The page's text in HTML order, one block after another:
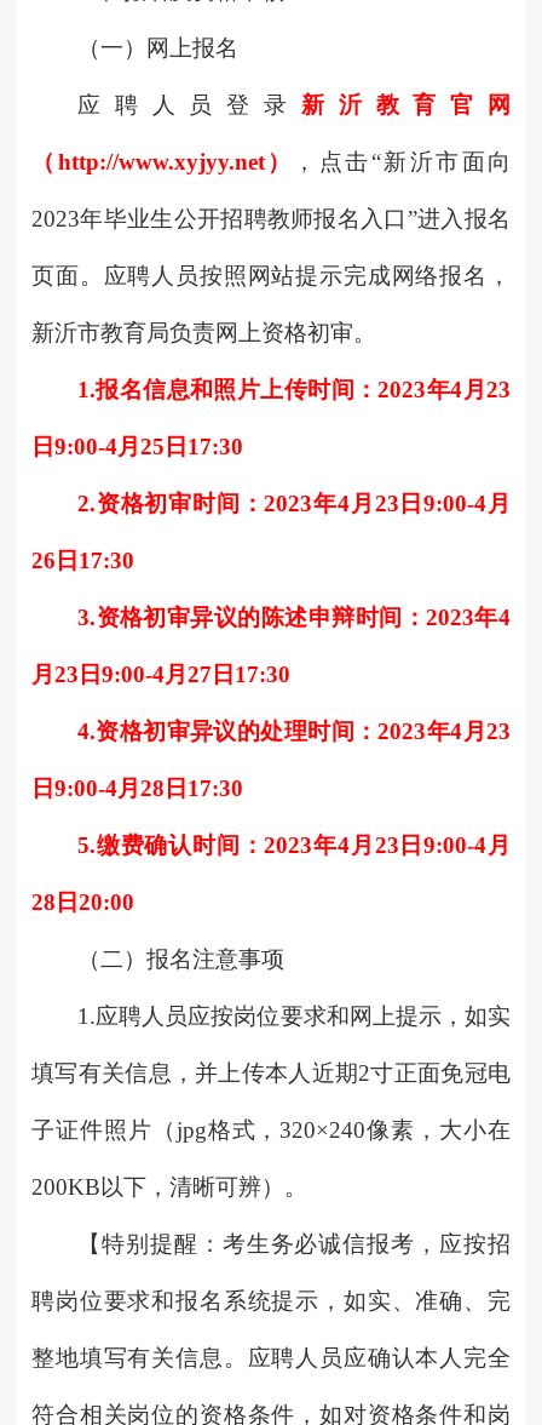
（一）网上报名
应聘人员登录 新沂教育官网
（http://www.xyjyy.net） ，点击“新沂市面向
2023年毕业生公开招聘教师报名入口”进入报名
页面。应聘人员按照网站提示完成网络报名，
新沂市教育局负责网上资格初审。
1.报名信息和照片上传时间：2023年4月23
日9:00-4月25日17:30
2.资格初审时间：2023年4月23日9:00-4月
26日17:30
3.资格初审异议的陈述申辩时间：2023年4
月23日9:00-4月27日17:30
4.资格初审异议的处理时间：2023年4月23
日9:00-4月28日17:30
5.缴费确认时间：2023年4月23日9:00-4月
28日20:00
（二）报名注意事项
1.应聘人员应按岗位要求和网上提示，如实
填写有关信息，并上传本人近期2寸正面免冠电
子证件照片（jpg格式，320×240像素，大小在
200KB以下，清晰可辨）。
【特别提醒：考生务必诚信报考，应按招
聘岗位要求和报名系统提示，如实、准确、完
整地填写有关信息。应聘人员应确认本人完全
符合相关岗位的资格条件，如对资格条件和岗